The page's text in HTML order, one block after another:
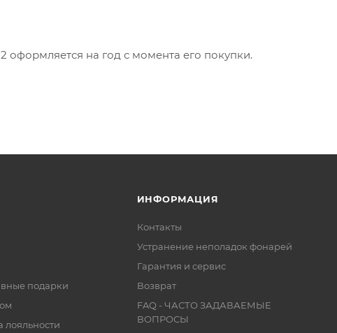
оформляется на год с момента его покупки.
подарки
ИНФОРМАЦИЯ
Контакты
Устранение неполадок фонарей
Гарантия и сервис
Возврат
FAQ - ЧАСТО ЗАДАВАЕМЫЕ
ВОПРОСЫ